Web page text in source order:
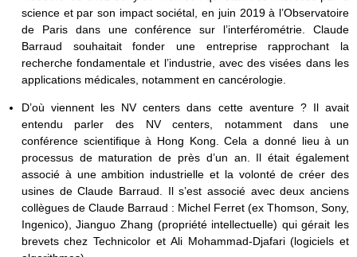
science et par son impact sociétal, en juin 2019 à l’Observatoire
de Paris dans une conférence sur l’interférométrie. Claude
Barraud souhaitait fonder une entreprise rapprochant la
recherche fondamentale et l’industrie, avec des visées dans les
applications médicales, notamment en cancérologie.
D’où viennent les NV centers dans cette aventure ? Il avait
entendu parler des NV centers, notamment dans une
conférence scientifique à Hong Kong. Cela a donné lieu à un
processus de maturation de près d’un an. Il était également
associé à une ambition industrielle et la volonté de créer des
usines de Claude Barraud. Il s’est associé avec deux anciens
collègues de Claude Barraud : Michel Ferret (ex Thomson, Sony,
Ingenico), Jianguo Zhang (propriété intellectuelle) qui gérait les
brevets chez Technicolor et Ali Mohammad-Djafari (logiciels et